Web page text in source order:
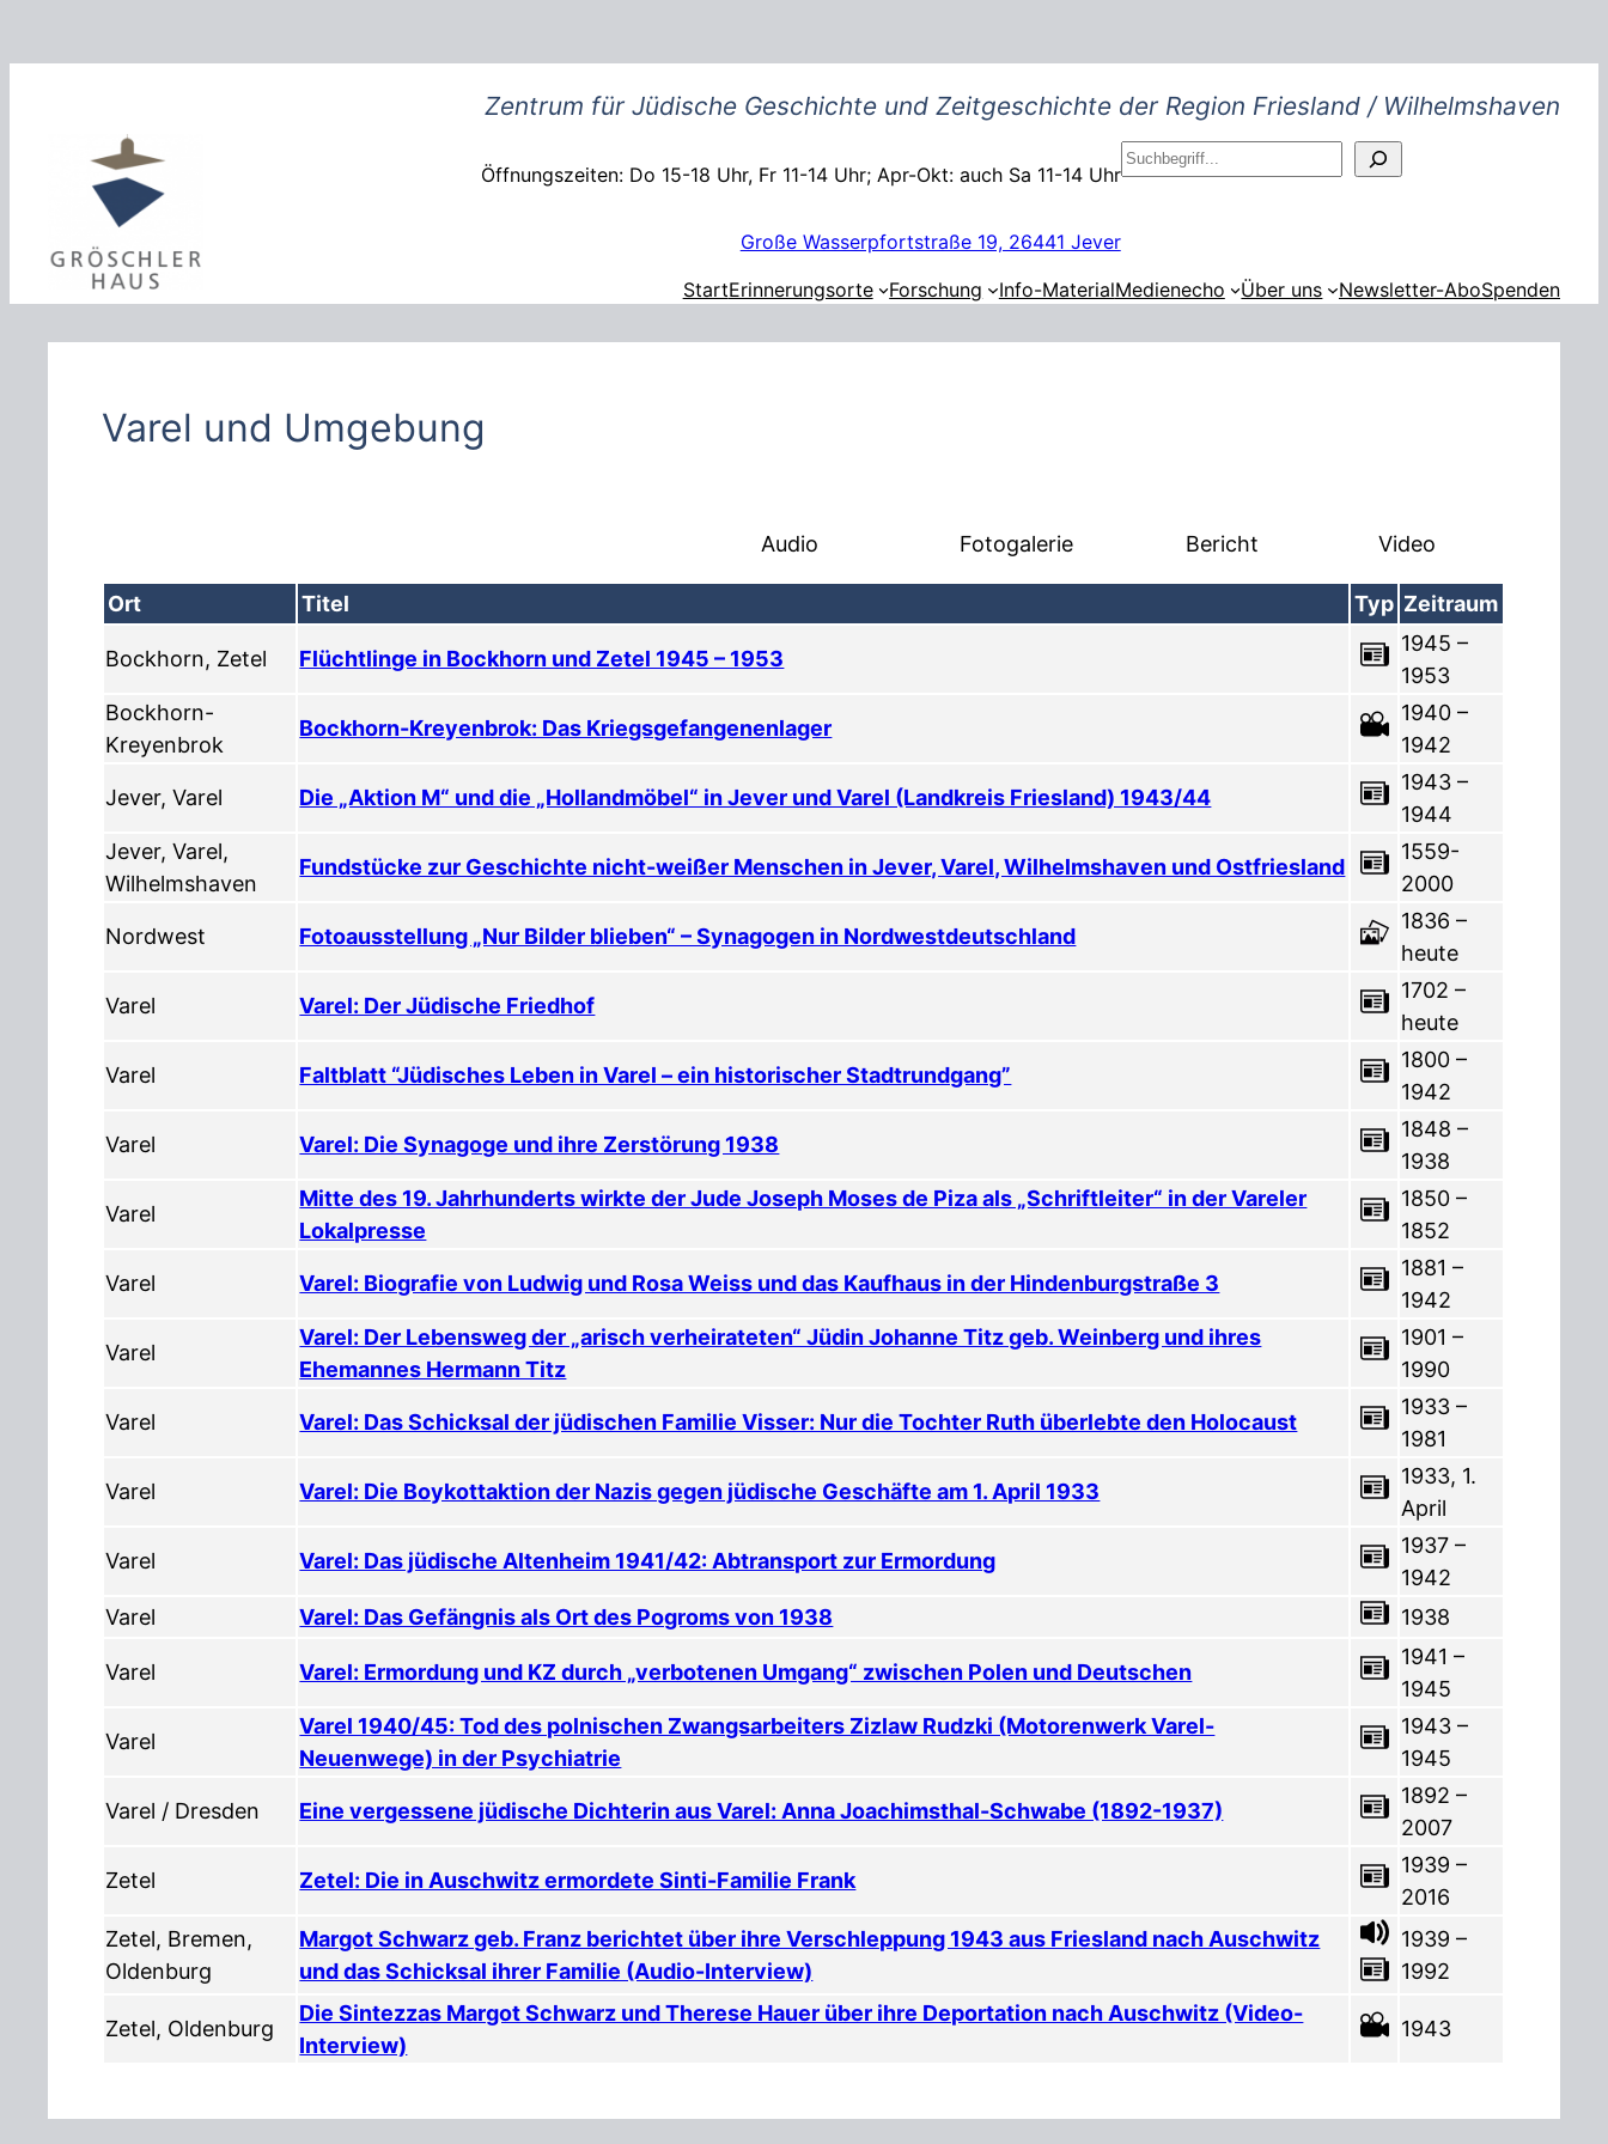
Zentrum für Jüdische Geschichte und Zeitgeschichte der Region Friesland / Wilhelmshaven
Öffnungszeiten: Do 15-18 Uhr, Fr 11-14 Uhr; Apr-Okt: auch Sa 11-14 Uhr
Große Wasserpfortstraße 19, 26441 Jever
S
u
h
n
StartErinnerungsorte Forschung Info-MaterialMedienecho Über uns Newsletter-AboSpenden
Varel und Umgebung
Audio Fotogalerie Bericht Video
Ort Titel Typ Zeitraum
Bockhorn, Zetel Flüchtlinge in Bockhorn und Zetel 1945 – 1953
1945 –
1953
Bockhorn-
Kreyenbrok
Bockhorn-Kreyenbrok: Das Kriegsgefangenenlager
1940 –
1942
Jever, Varel Die „Aktion M“ und die „Hollandmöbel“ in Jever und Varel (Landkreis Friesland) 1943/44
1943 –
1944
Jever, Varel,
Wilhelmshaven
Fundstücke zur Geschichte nicht-weißer Menschen in Jever, Varel, Wilhelmshaven und Ostfriesland
1559-
2000
Nordwest Fotoausstellung „Nur Bilder blieben“ – Synagogen in Nordwestdeutschland
1836 –
heute
Varel Varel: Der Jüdische Friedhof
1702 –
heute
Varel Faltblatt “Jüdisches Leben in Varel – ein historischer Stadtrundgang”
1800 –
1942
Varel Varel: Die Synagoge und ihre Zerstörung 1938
1848 –
1938
Varel
Mitte des 19. Jahrhunderts wirkte der Jude Joseph Moses de Piza als „Schriftleiter“ in der Vareler
Lokalpresse
1850 –
1852
Varel Varel: Biografie von Ludwig und Rosa Weiss und das Kaufhaus in der Hindenburgstraße 3
1881 –
1942
Varel
Varel: Der Lebensweg der „arisch verheirateten“ Jüdin Johanne Titz geb. Weinberg und ihres
Ehemannes Hermann Titz
1901 –
1990
Varel Varel: Das Schicksal der jüdischen Familie Visser: Nur die Tochter Ruth überlebte den Holocaust
1933 –
1981
Varel Varel: Die Boykottaktion der Nazis gegen jüdische Geschäfte am 1. April 1933
1933, 1.
April
Varel Varel: Das jüdische Altenheim 1941/42: Abtransport zur Ermordung
1937 –
1942
Varel
Varel: Das Gefängnis als Ort des Pogroms von 1938 1938
Varel Varel: Ermordung und KZ durch „verbotenen Umgang“ zwischen Polen und Deutschen
1941 –
1945
Varel
Varel 1940/45: Tod des polnischen Zwangsarbeiters Zizlaw Rudzki (Motorenwerk Varel-
Neuenwege) in der Psychiatrie
1943 –
1945
Varel / Dresden Eine vergessene jüdische Dichterin aus Varel: Anna Joachimsthal-Schwabe (1892-1937)
1892 –
2007
Zetel Zetel: Die in Auschwitz ermordete Sinti-Familie Frank
1939 –
2016
Zetel, Bremen,
Oldenburg
Margot Schwarz geb. Franz berichtet über ihre Verschleppung 1943 aus Friesland nach Auschwitz
und das Schicksal ihrer Familie (Audio-Interview)
1939 –
1992
Zetel, Oldenburg
Die Sintezzas Margot Schwarz und Therese Hauer über ihre Deportation nach Auschwitz (Video-
Interview)
1943